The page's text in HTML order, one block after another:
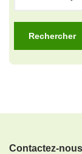
Contactez-nous